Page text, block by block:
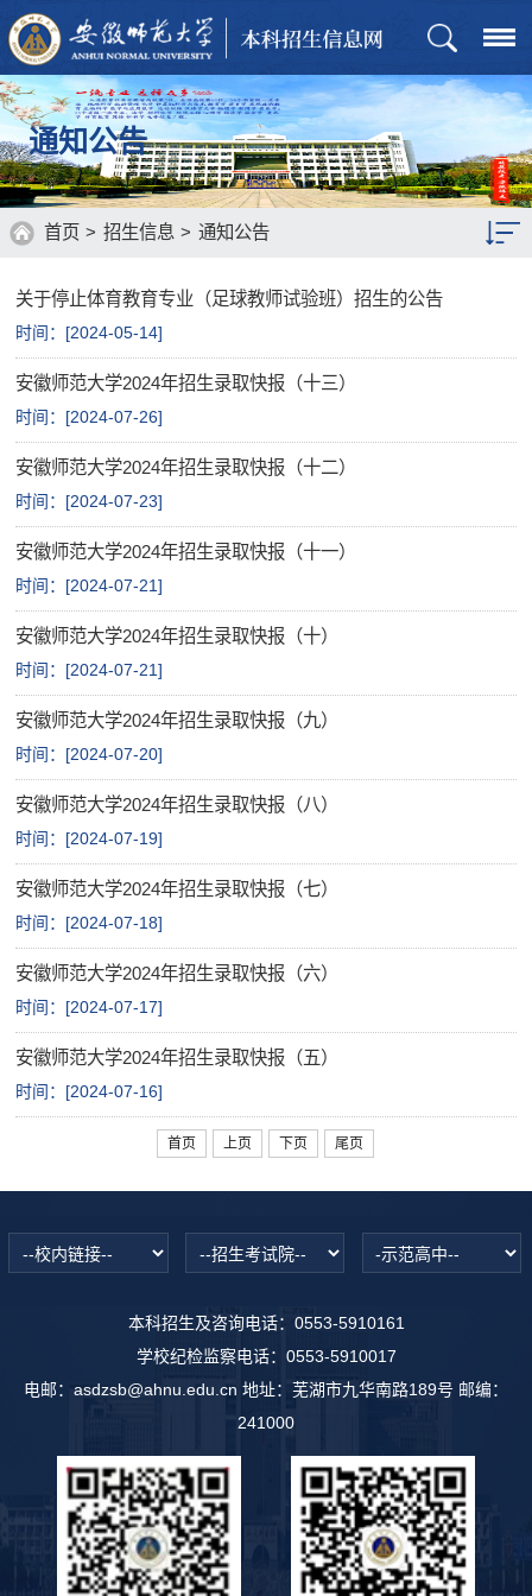
通知公告
首页 > 招生信息 > 通知公告
招生章程
网上报名
关于停止体育教育专业（足球教师试验班）招生的公告
时间：[2024-05-14]
安徽师范大学2024年招生录取快报（十三）
时间：[2024-07-26]
安徽师范大学2024年招生录取快报（十二）
时间：[2024-07-23]
安徽师范大学2024年招生录取快报（十一）
时间：[2024-07-21]
安徽师范大学2024年招生录取快报（十）
时间：[2024-07-21]
安徽师范大学2024年招生录取快报（九）
时间：[2024-07-20]
安徽师范大学2024年招生录取快报（八）
时间：[2024-07-19]
安徽师范大学2024年招生录取快报（七）
时间：[2024-07-18]
安徽师范大学2024年招生录取快报（六）
时间：[2024-07-17]
安徽师范大学2024年招生录取快报（五）
时间：[2024-07-16]
首页 上页 下页 尾页
本科招生及咨询电话：0553-5910161
学校纪检监察电话：0553-5910017
电邮：asdzsb@ahnu.edu.cn 地址：芜湖市九华南路189号 邮编：
241000